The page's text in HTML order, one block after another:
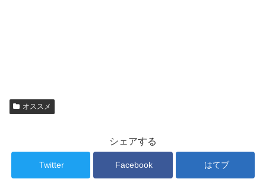
オススメ
シェアする
Twitter Facebook はてブ